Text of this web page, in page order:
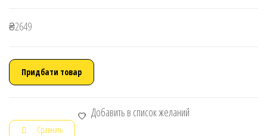
₴2649
Придбати товар
Добавить в список желаний
Сравнить